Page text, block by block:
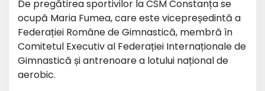
De pregătirea sportivilor la CSM Constanța se
ocupă Maria Fumea, care este vicepreședintă a
Federației Române de Gimnastică, membră în
Comitetul Executiv al Federației Internaționale de
Gimnastică și antrenoare a lotului național de
aerobic.